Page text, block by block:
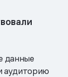
данные
аудиторию